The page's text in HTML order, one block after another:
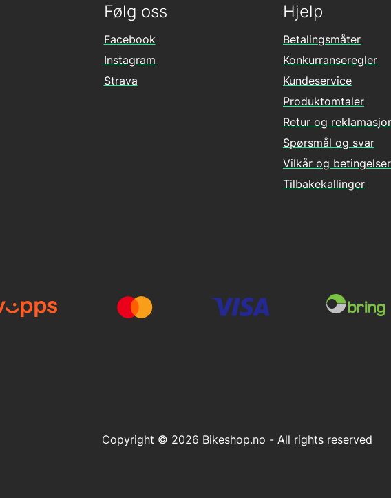
Følg oss
Facebook
Instagram
Strava
Hjelp
Betalingsmåter
Konkurranseregler
Kundeservice
Produktomtaler
Retur og
Spørsmål og svar
Vilkår og betingelser
Tilbakekallinger
Copyright © 2026 Bikeshop.no - All rights reserved